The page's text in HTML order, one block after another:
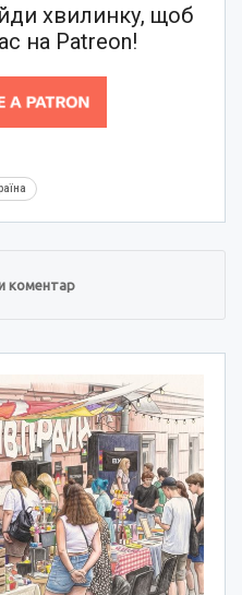
хвилинку, щоб
на Patreon!
коментар